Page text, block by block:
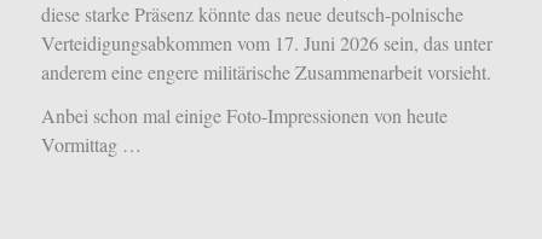
diese starke Präsenz könnte das neue deutsch-polnische
Verteidigungsabkommen vom 17. Juni 2026 sein, das unter
anderem eine engere militärische Zusammenarbeit vorsieht.
Anbei schon mal einige Foto-Impressionen von heute
Vormittag …